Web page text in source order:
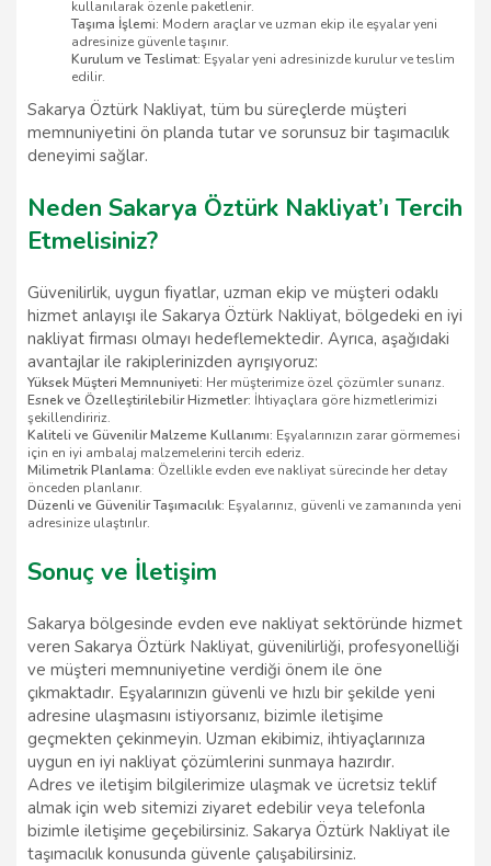
kullanılarak özenle paketlenir.
Taşıma İşlemi: Modern araçlar ve uzman ekip ile eşyalar yeni
adresinize güvenle taşınır.
Kurulum ve Teslimat: Eşyalar yeni adresinizde kurulur ve teslim
edilir.
Sakarya Öztürk Nakliyat, tüm bu süreçlerde müşteri
memnuniyetini ön planda tutar ve sorunsuz bir taşımacılık
deneyimi sağlar.
Neden Sakarya Öztürk Nakliyat’ı Tercih
Etmelisiniz?
Güvenilirlik, uygun fiyatlar, uzman ekip ve müşteri odaklı
hizmet anlayışı ile Sakarya Öztürk Nakliyat, bölgedeki en iyi
nakliyat firması olmayı hedeflemektedir. Ayrıca, aşağıdaki
avantajlar ile rakiplerinizden ayrışıyoruz:
Yüksek Müşteri Memnuniyeti: Her müşterimize özel çözümler sunarız.
Esnek ve Özelleştirilebilir Hizmetler: İhtiyaçlara göre hizmetlerimizi
şekillendiririz.
Kaliteli ve Güvenilir Malzeme Kullanımı: Eşyalarınızın zarar görmemesi
için en iyi ambalaj malzemelerini tercih ederiz.
Milimetrik Planlama: Özellikle evden eve nakliyat sürecinde her detay
önceden planlanır.
Düzenli ve Güvenilir Taşımacılık: Eşyalarınız, güvenli ve zamanında yeni
adresinize ulaştırılır.
Sonuç ve İletişim
Sakarya bölgesinde evden eve nakliyat sektöründe hizmet
veren Sakarya Öztürk Nakliyat, güvenilirliği, profesyonelliği
ve müşteri memnuniyetine verdiği önem ile öne
çıkmaktadır. Eşyalarınızın güvenli ve hızlı bir şekilde yeni
adresine ulaşmasını istiyorsanız, bizimle iletişime
geçmekten çekinmeyin. Uzman ekibimiz, ihtiyaçlarınıza
uygun en iyi nakliyat çözümlerini sunmaya hazırdır.
Adres ve iletişim bilgilerimize ulaşmak ve ücretsiz teklif
almak için web sitemizi ziyaret edebilir veya telefonla
bizimle iletişime geçebilirsiniz. Sakarya Öztürk Nakliyat ile
taşımacılık konusunda güvenle çalışabilirsiniz.